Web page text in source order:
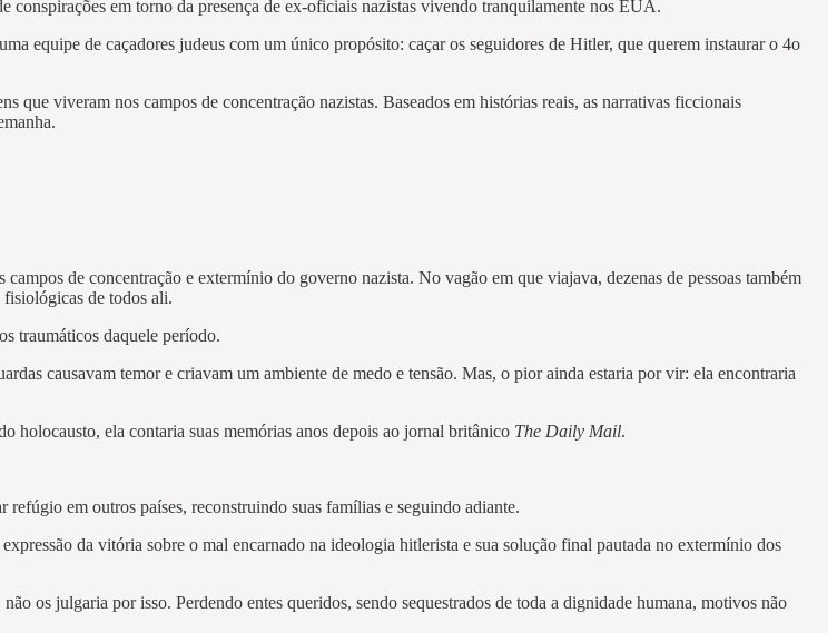
conspirações em torno da presença de ex-oficiais nazistas vivendo tranquilamente nos EUA.
equipe de caçadores judeus com um único propósito: caçar os seguidores de Hitler, que querem instaurar o 4o
que viveram nos campos de concentração nazistas. Baseados em histórias reais, as narrativas ficcionais
de concentração e extermínio do governo nazista. No vagão em que viajava, dezenas de pessoas também
fisiológicas de todos ali.
traumáticos daquele período.
causavam temor e criavam um ambiente de medo e tensão. Mas, o pior ainda estaria por vir: ela encontraria
holocausto, ela contaria suas memórias anos depois ao jornal britânico The Daily Mail.
em outros países, reconstruindo suas famílias e seguindo adiante.
da vitória sobre o mal encarnado na ideologia hitlerista e sua solução final pautada no extermínio dos
os julgaria por isso. Perdendo entes queridos, sendo sequestrados de toda a dignidade humana, motivos não